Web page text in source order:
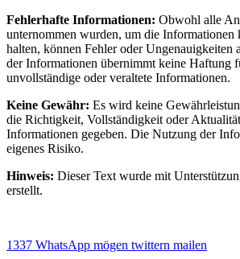
Fehlerhafte Informationen: Obwohl alle
unternommen wurden, um die Informationen
halten, können Fehler oder Ungenauigkeiten
der Informationen übernimmt keine Haftung
unvollständige oder veraltete Informationen.
Keine Gewähr: Es wird keine
die Richtigkeit, Vollständigkeit oder
Informationen gegeben. Die Nutzung der
eigenes Risiko.
Hinweis: Dieser Text wurde mit
erstellt.
1337 WhatsApp mögen twittern mailen